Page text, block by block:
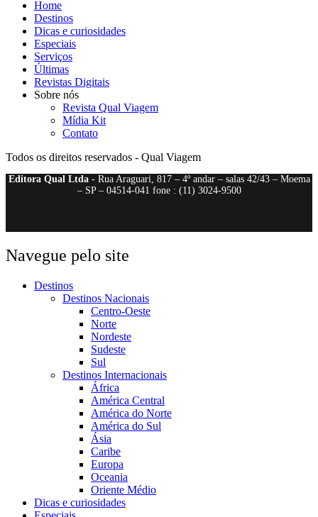
Home
Destinos
Dicas e curiosidades
Especiais
Serviços
Últimas
Revistas Digitais
Sobre nós
Revista Qual Viagem
Mídia Kit
Contato
Todos os direitos reservados - Qual Viagem
Editora Qual Ltda- Rua Araguari, 817 – 4º andar – salas 42/43 – Moema
– SP – 04514-041 fone : (11) 3024-9500
Navegue pelo site
Destinos
Destinos Nacionais
Centro-Oeste
Norte
Nordeste
Sudeste
Sul
Destinos Internacionais
África
América Central
América do Norte
América do Sul
Ásia
Caribe
Europa
Oceania
Oriente Médio
Dicas e curiosidades